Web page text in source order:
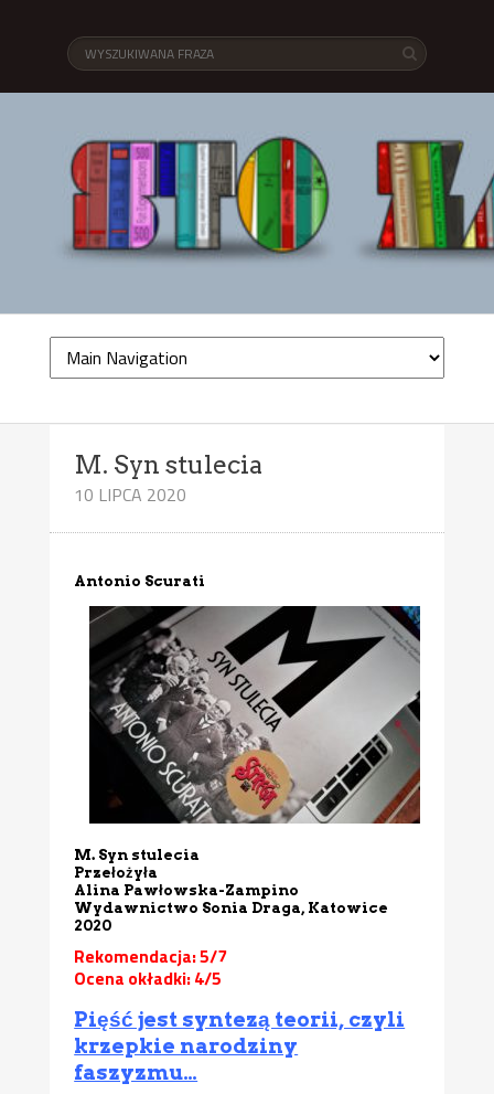
M. Syn stulecia
10 LIPCA 2020
Antonio Scurati
M. Syn stulecia
Przełożyła
Alina Pawłowska-Zampino
Wydawnictwo Sonia Draga, Katowice
2020
Rekomendacja: 5/7
Ocena okładki: 4/5
Pięść jest syntezą teorii, czyli
krzepkie narodziny
faszyzmu…